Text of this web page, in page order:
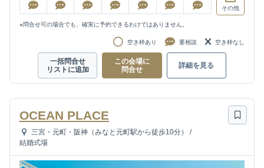
その他
※問合せ可の場合でも、確実に予約できるわけではありません。
空き枠あり 要相談 空き枠なし
一括問合せ
リストに追加
この会場に
問合せ
詳細を見る
OCEAN PLACE
三宮・元町・阪神（みなと元町駅から徒歩10分）
/
結婚式場